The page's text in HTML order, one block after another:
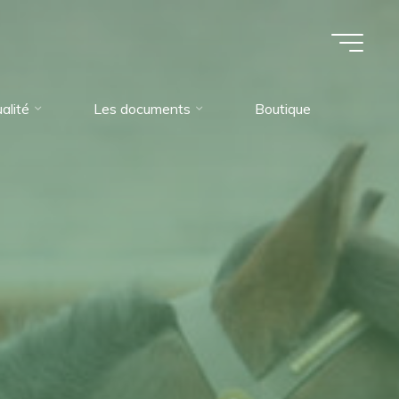
Les documents Boutique